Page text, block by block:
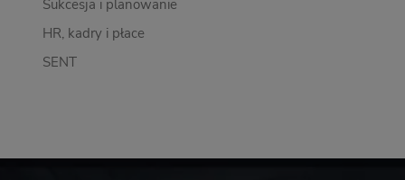
Sukcesja i planowanie
HR, kadry i płace
SENT